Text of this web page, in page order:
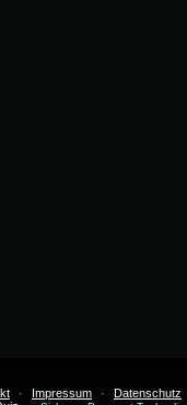
· Impressum · Datenschutz